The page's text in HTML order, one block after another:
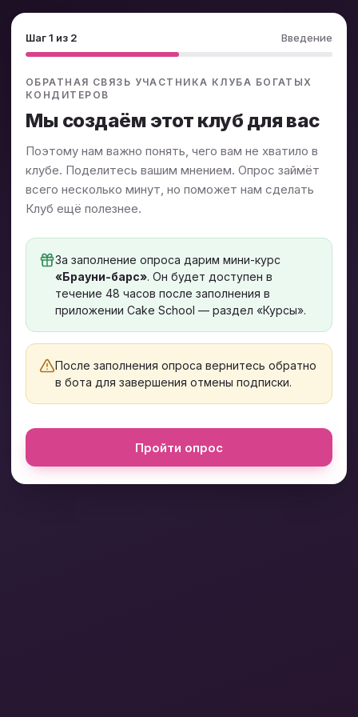
Шаг 1 из 2 Введение
ОБРАТНАЯ СВЯЗЬ УЧАСТНИКА КЛУБА БОГАТЫХ
КОНДИТЕРОВ
Мы создаём этот клуб для вас
Поэтому нам важно понять, чего вам не хватило в
клубе. Поделитесь вашим мнением. Опрос займёт
всего несколько минут, но поможет нам сделать
Клуб ещё полезнее.
За заполнение опроса дарим мини-курс
«Брауни-барс». Он будет доступен в
течение 48 часов после заполнения в
приложении Cake School — раздел «Курсы».
После заполнения опроса вернитесь обратно
в бота для завершения отмены подписки.
Пройти опрос